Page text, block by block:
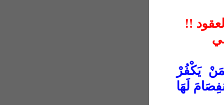
!!
يَكْفُرْ
لَهَا